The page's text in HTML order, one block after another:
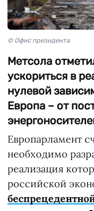
© Офис президента
Метсола
ускориться в
нулевой
Европа – от
Европарламент
необходимо
реализация
российской